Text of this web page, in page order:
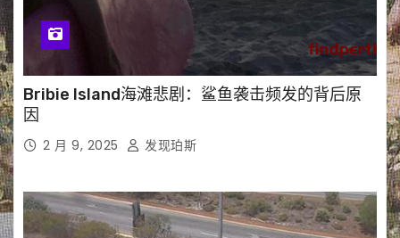
Bribie Island海滩悲剧：鲨鱼袭击频发的背后原
因
2 月 9, 2025 发现珀斯